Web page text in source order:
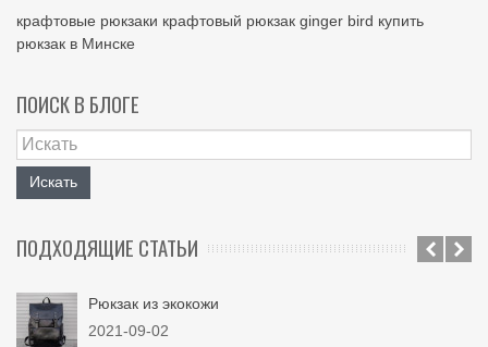
крафтовые рюкзаки крафтовый рюкзак ginger bird купить
рюкзак в Минске
ПОИСК В БЛОГЕ
Искать
ПОДХОДЯЩИЕ СТАТЬИ
Рюкзак из экокожи
2021-09-02